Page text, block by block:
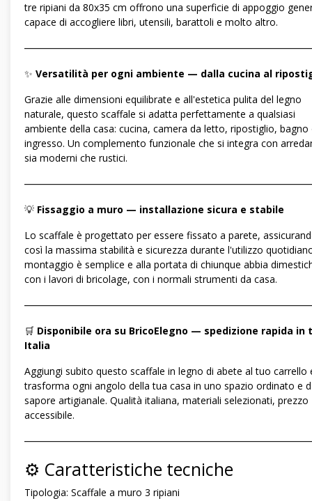
tre ripiani da 80x35 cm offrono una superficie di appoggio
capace di accogliere libri, utensili, barattoli e molto altro.
✨ Versatilità per ogni ambiente — dalla cucina al
Grazie alle dimensioni equilibrate e all'estetica pulita del legno
naturale, questo scaffale si adatta perfettamente a qualsiasi
ambiente della casa: cucina, camera da letto, ripostiglio, bagno
ingresso. Un complemento funzionale che si integra con
sia moderni che rustici.
💡 Fissaggio a muro — installazione sicura e stabile
Lo scaffale è progettato per essere fissato a parete,
così la massima stabilità e sicurezza durante l'utilizzo
montaggio è semplice e alla portata di chiunque abbia
con i lavori di bricolage, con i normali strumenti da casa.
🛒 Disponibile ora su BricoElegno — spedizione rapida in
Italia
Aggiungi subito questo scaffale in legno di abete al tuo carrello
trasforma ogni angolo della tua casa in uno spazio ordinato e
sapore artigianale. Qualità italiana, materiali selezionati, prezzo
accessibile.
⚙️ Caratteristiche tecniche
Tipologia: Scaffale a muro 3 ripiani